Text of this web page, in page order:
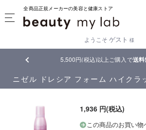
全商品正規メーカーの美容と健康ストア
ようこそ ゲスト 様
5,500円(税込)以上ご購入で送
ニゼル ドレシア フォーム ハイクラ
1,936 円(税込)
この商品のお買い物